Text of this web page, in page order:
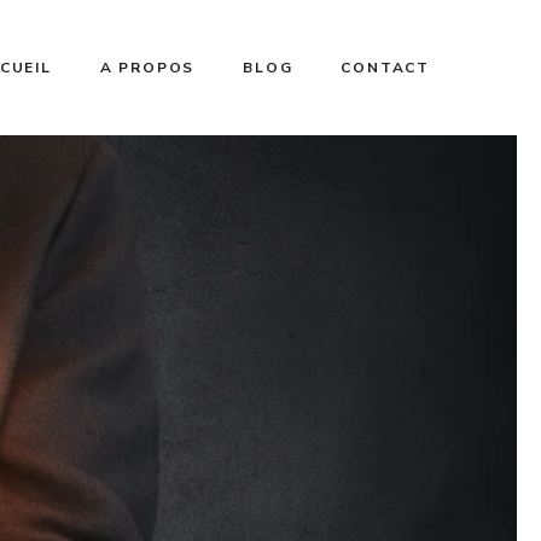
A PROPOS BLOG CONTACT